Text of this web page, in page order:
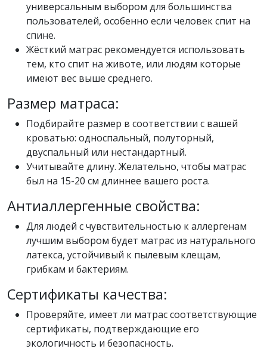
универсальным выбором для большинства
пользователей, особенно если человек спит на
спине.
Жёсткий матрас рекомендуется использовать
тем, кто спит на животе, или людям которые
имеют вес выше среднего.
Размер матраса:
Подбирайте размер в соответствии с вашей
кроватью: односпальный, полуторный,
двуспальный или нестандартный.
Учитывайте длину. Желательно, чтобы матрас
был на 15-20 см длиннее вашего роста.
Антиаллергенные свойства:
Для людей с чувствительностью к аллергенам
лучшим выбором будет матрас из натурального
латекса, устойчивый к пылевым клещам,
грибкам и бактериям.
Сертификаты качества:
Проверяйте, имеет ли матрас соответствующие
сертификаты, подтверждающие его
экологичность и безопасность.